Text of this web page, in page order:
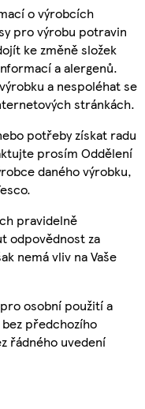
o výrobcích
pro výrobu potravin
ke změně složek
a alergenů.
a nespoléhat se
stránkách.
potřeby získat radu
prosím Oddělení
daného výrobku,
pravidelně
odpovědnost za
nemá vliv na Vaše
osobní použití a
předchozího
řádného uvedení